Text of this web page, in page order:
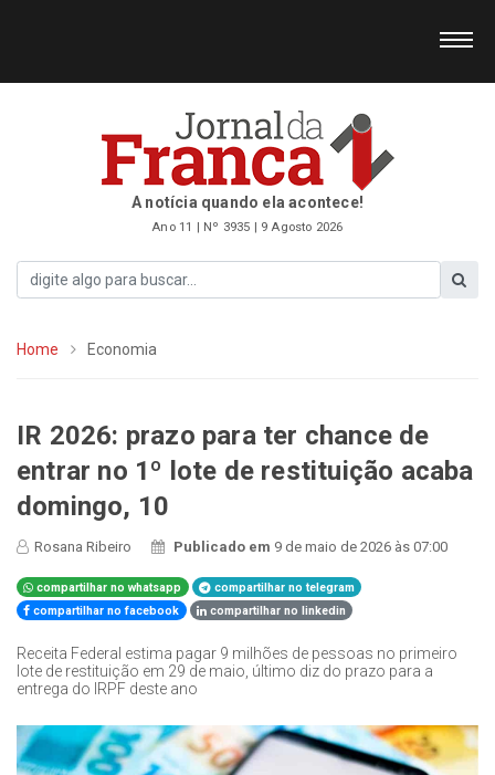
A notícia quando ela acontece!
Ano 11 | Nº 3935 | 9 Agosto 2026
Home Economia
IR 2026: prazo para ter chance de
entrar no 1º lote de restituição acaba
domingo, 10
Rosana Ribeiro Publicado em 9 de maio de 2026 às 07:00
compartilhar no whatsapp
compartilhar no telegram
compartilhar no facebook
compartilhar no linkedin
Receita Federal estima pagar 9 milhões de pessoas no primeiro
lote de restituição em 29 de maio, último diz do prazo para a
entrega do IRPF deste ano